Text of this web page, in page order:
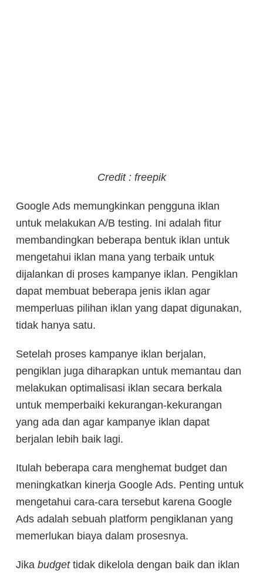
Credit : freepik
Google Ads memungkinkan pengguna iklan
untuk melakukan A/B testing. Ini adalah fitur
membandingkan beberapa bentuk iklan untuk
mengetahui iklan mana yang terbaik untuk
dijalankan di proses kampanye iklan. Pengiklan
dapat membuat beberapa jenis iklan agar
memperluas pilihan iklan yang dapat digunakan,
tidak hanya satu.
Setelah proses kampanye iklan berjalan,
pengiklan juga diharapkan untuk memantau dan
melakukan optimalisasi iklan secara berkala
untuk memperbaiki kekurangan-kekurangan
yang ada dan agar kampanye iklan dapat
berjalan lebih baik lagi.
Itulah beberapa cara menghemat budget dan
meningkatkan kinerja Google Ads. Penting untuk
mengetahui cara-cara tersebut karena Google
Ads adalah sebuah platform pengiklanan yang
memerlukan biaya dalam prosesnya.
Jika budgettidak dikelola dengan baik dan iklan